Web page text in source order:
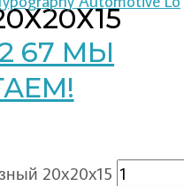
67 МЫ
20х20х15